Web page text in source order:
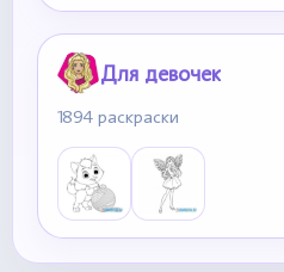
Для девочек
1894 раскраски